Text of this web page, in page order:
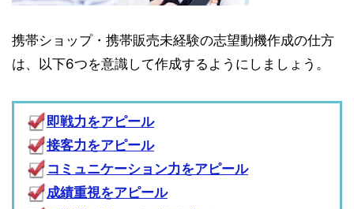
携帯ショップ・携帯販売未経験の志望動機作成の仕方
は、以下6つを意識して作成するようにしましょう。
即戦力をアピール
接客力をアピール
コミュニケーション力をアピール
成績重視をアピール